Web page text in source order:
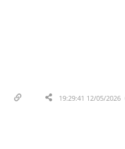
12/05/2026 19:29:41